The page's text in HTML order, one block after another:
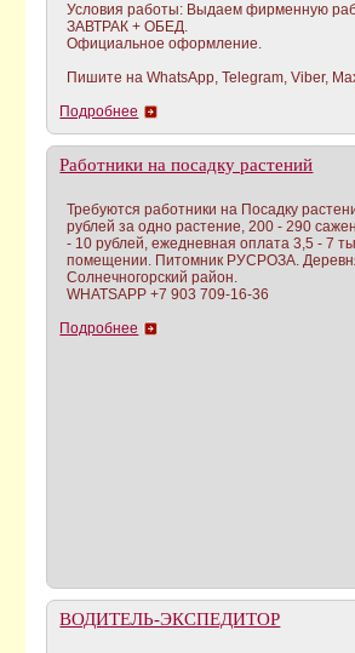
Условия работы: Выдаем фирменную
ЗАВТРАК + ОБЕД.
Официальное оформление.
Пишите на WhatsApp, Telegram, Viber,
Подробнее
Работники на посадку растений
Требуются работники на Посадку
рублей за одно растение, 200 - 290
- 10 рублей, ежедневная оплата 3,5 - 7
помещении. Питомник РУСРОЗА.
Солнечногорский район.
WHATSAPP +7 903 709-16-36
Подробнее
ВОДИТЕЛЬ-ЭКСПЕДИТОР